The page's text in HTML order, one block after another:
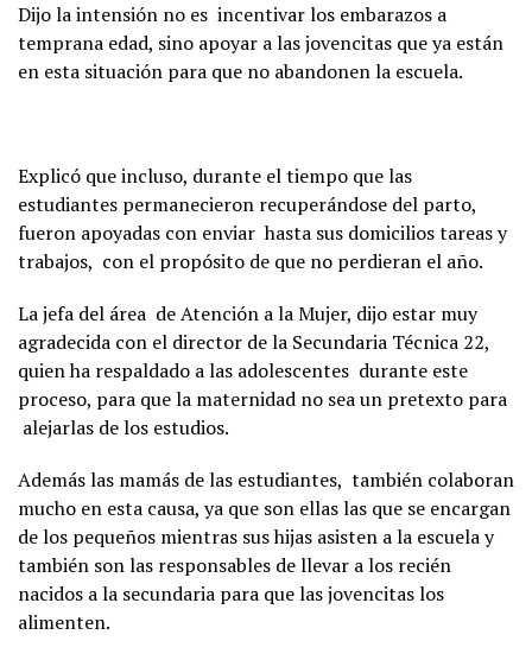
Dijo la intensión no es incentivar los embarazos a
temprana edad, sino apoyar a las jovencitas que ya están
en esta situación para que no abandonen la escuela.
Explicó que incluso, durante el tiempo que las
estudiantes permanecieron recuperándose del parto,
fueron apoyadas con enviar hasta sus domicilios tareas y
trabajos, con el propósito de que no perdieran el año.
La jefa del área de Atención a la Mujer, dijo estar muy
agradecida con el director de la Secundaria Técnica 22,
quien ha respaldado a las adolescentes durante este
proceso, para que la maternidad no sea un pretexto para
alejarlas de los estudios.
Además las mamás de las estudiantes, también colaboran
mucho en esta causa, ya que son ellas las que se encargan
de los pequeños mientras sus hijas asisten a la escuela y
también son las responsables de llevar a los recién
nacidos a la secundaria para que las jovencitas los
alimenten.